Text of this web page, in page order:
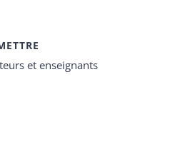
et enseignants